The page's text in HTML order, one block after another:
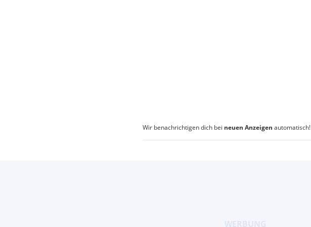
Wir benachrichtigen dich bei neuen Anzeigen automatisch!